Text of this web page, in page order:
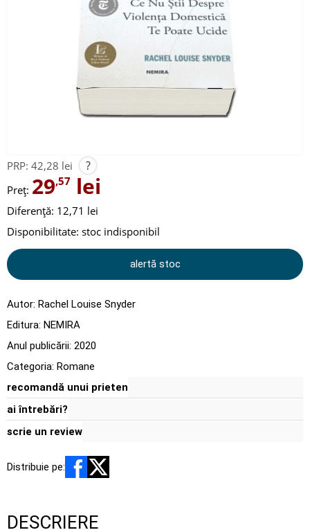
PRP: 42,28 lei ?
Preț: 29,57 lei
Diferență: 12,71 lei
Disponibilitate: stoc indisponibil
alertă stoc
Autor: Rachel Louise Snyder
Editura: NEMIRA
Anul publicării: 2020
Categoria: Romane
recomandă unui prieten
ai întrebări?
scrie un review
Distribuie pe:
DESCRIERE